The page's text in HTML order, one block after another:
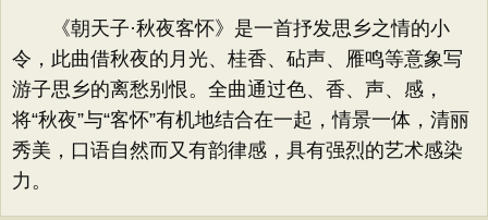
《朝天子·秋夜客怀》是一首抒发思乡之情的小
令，此曲借秋夜的月光、桂香、砧声、雁鸣等意象写
游子思乡的离愁别恨。全曲通过色、香、声、感，
将“秋夜”与“客怀”有机地结合在一起，情景一体，清丽
秀美，口语自然而又有韵律感，具有强烈的艺术感染
力。